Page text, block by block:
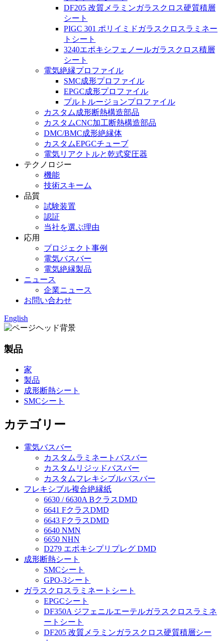
DF205 改質メラミンガラスクロス硬質積層
シート
PIGC 301 ポリイミドガラスクロスラミネー
トシート
3240エポキシフェノールガラスクロス積層
シート
電気絶縁プロファイル
SMC成形プロファイル
EPGC成形プロファイル
プルトルージョンプロファイル
カスタム成形断熱構造部品
カスタムCNC加工断熱構造部品
DMC/BMC成形絶縁体
カスタムEPGCチューブ
電気リアクトルと乾式変圧器
テクノロジー
機能
技術スキーム
品質
試験装置
認証
当社を選ぶ理由
応用
プロジェクト事例
電気バスバー
電気絶縁製品
ニュース
企業ニュース
お問い合わせ
English
製品
家
製品
成形断熱シート
SMCシート
カテゴリー
電気バスバー
カスタムラミネートバスバー
カスタムリジッドバスバー
カスタムフレキシブルバスバー
フレキシブル複合絶縁紙
6630 / 6630A BクラスDMD
6641 FクラスDMD
6643 FクラスDMD
6640 NMN
6650 NHN
D279 エポキシプリプレグ DMD
成形断熱シート
SMCシート
GPO-3シート
ガラスクロスラミネートシート
EPGCシート
DF350A ジフェニルエーテルガラスクロスラミネ
ートシート
DF205 改質メラミンガラスクロス硬質積層シー